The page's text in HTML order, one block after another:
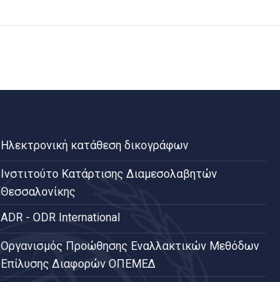
Ηλεκτρονική κατάθεση δικογράφων
Ινστιτούτο Κατάρτισης Διαμεσολαβητών
Θεσσαλονίκης
ADR - ODR International
Oργανισμός Προώθησης Εναλλακτικών Μεθόδων
Επίλυσης Διαφορών ΟΠΕΜΕΔ